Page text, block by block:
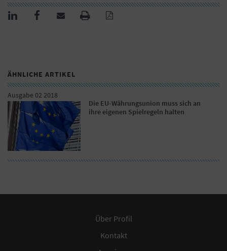
ÄHNLICHE ARTIKEL
Ausgabe 02 2018
Die EU-Währungsunion muss sich an
ihre eigenen Spielregeln halten
Über Profil
Kontakt